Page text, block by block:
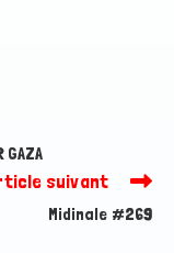
GAZA
suivant
Midinale #269